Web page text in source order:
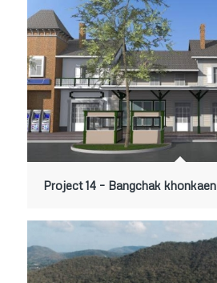
Project 14 – Bangchak khonkaen